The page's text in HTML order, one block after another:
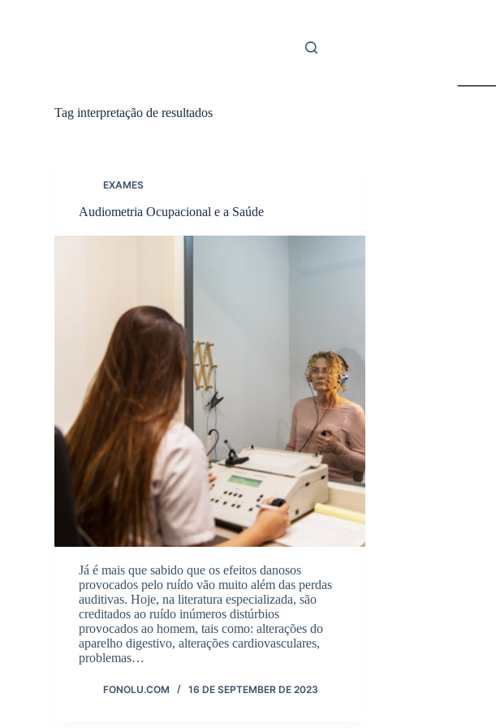
Tag interpretação de resultados
EXAMES
Audiometria Ocupacional e a Saúde
Já é mais que sabido que os efeitos danosos
provocados pelo ruído vão muito além das perdas
auditivas. Hoje, na literatura especializada, são
creditados ao ruído inúmeros distúrbios
provocados ao homem, tais como: alterações do
aparelho digestivo, alterações cardiovasculares,
problemas…
FONOLU.COM 16 DE SEPTEMBER DE 2023